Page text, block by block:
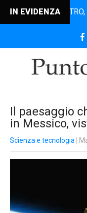
IN EVIDENZA IL
Il paesaggio
in Messico,
Scienza e tecnologia |